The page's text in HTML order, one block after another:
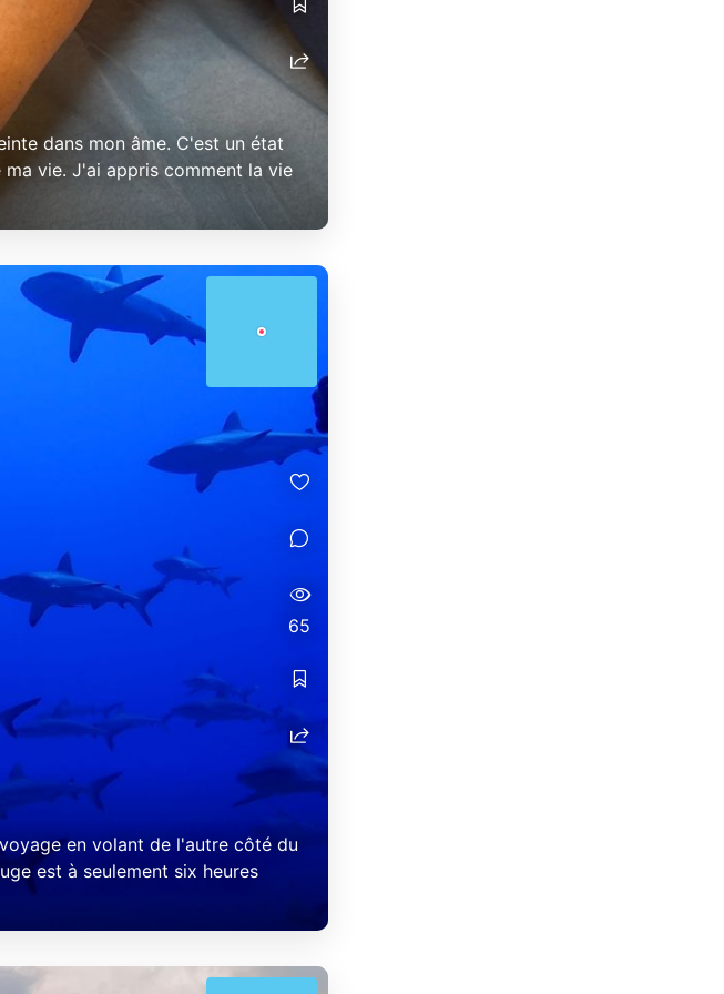
dans mon âme. C'est un état
vie. J'ai appris comment la vie
en volant de l'autre côté du
est à seulement six heures
65